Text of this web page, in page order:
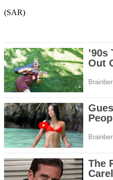
(SAR)